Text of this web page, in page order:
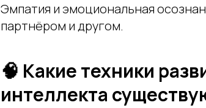
Эмпатия и эмоциональная
партнёром и другом.
🧠 Какие техники
интеллекта